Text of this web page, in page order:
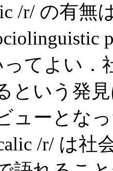
/r/ の有無
てよい．
という発
ューとな
/r/ は社